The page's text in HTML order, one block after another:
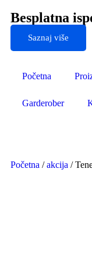
Besplatna
Saznaj više
Početna
Garderober
Početna /akcija /